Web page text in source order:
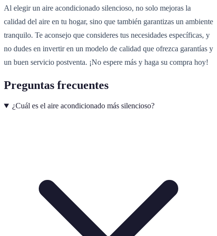
Al elegir un aire acondicionado silencioso, no solo mejoras la
calidad del aire en tu hogar, sino que también garantizas un ambiente
tranquilo. Te aconsejo que consideres tus necesidades específicas, y
no dudes en invertir en un modelo de calidad que ofrezca garantías y
un buen servicio postventa. ¡No espere más y haga su compra hoy!
Preguntas frecuentes
¿Cuál es el aire acondicionado más silencioso?